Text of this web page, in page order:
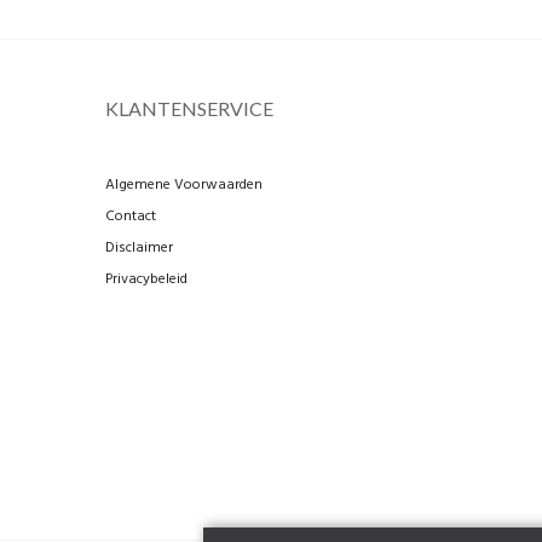
KLANTENSERVICE
Algemene Voorwaarden
Contact
Disclaimer
Privacybeleid